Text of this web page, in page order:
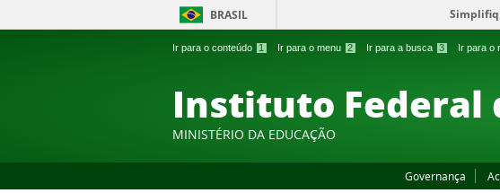
Ir para o conteúdo 1 Ir para o menu 2 Ir para a busca 3 Ir para o
BRASIL
Instituto Federal
MINISTÉRIO DA EDUCAÇÃO
Governança